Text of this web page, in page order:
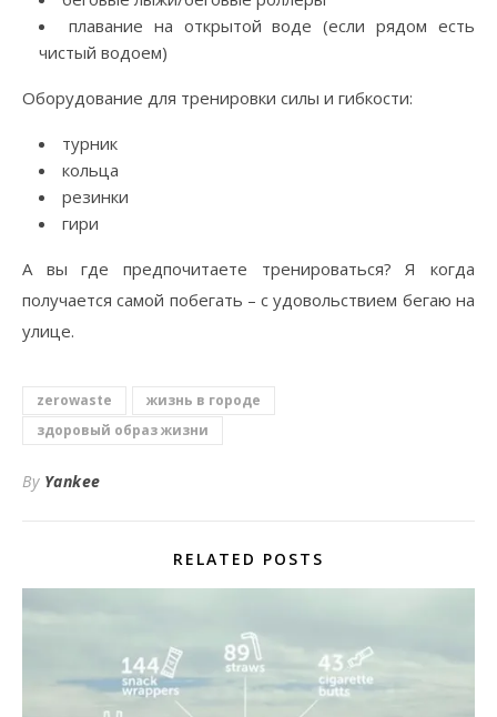
плавание на открытой воде (если рядом есть
чистый водоем)
Оборудование для тренировки силы и гибкости:
турник
кольца
резинки
гири
А вы где предпочитаете тренироваться? Я когда
получается самой побегать – с удовольствием бегаю на
улице.
zerowaste
жизнь в городе
здоровый образ жизни
By Yankee
RELATED POSTS